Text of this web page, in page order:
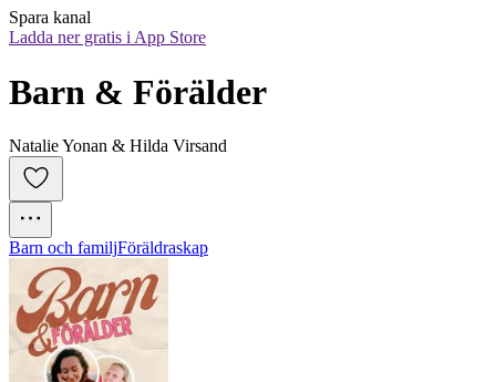
Spara kanal
Ladda ner gratis i App Store
Barn & Förälder
Natalie Yonan & Hilda Virsand
Barn och familjFöräldraskap